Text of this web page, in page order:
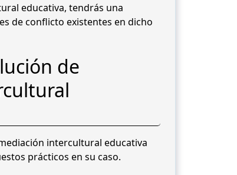
educativa, tendrás una
de conflicto existentes en dicho
de
intercultural educativa
prácticos en su caso.